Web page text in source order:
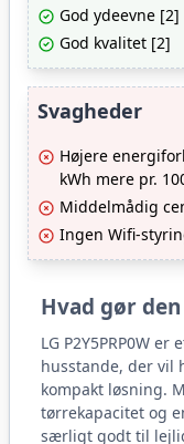
God ydeevne [2]
God kvalitet [2]
Svagheder
Højere
kWh mere pr.
Middelmådig
Ingen Wifi-
Hvad gør
LG P2Y5PRP0W
husstande, der vil
kompakt løsning.
tørrekapacitet og
særligt godt til